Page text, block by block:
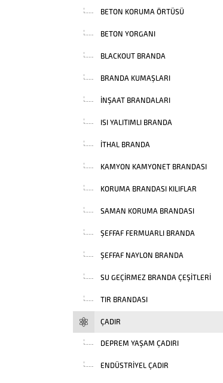
BETON KORUMA ÖRTÜSÜ
BETON YORGANI
BLACKOUT BRANDA
BRANDA KUMAŞLARI
INŞAAT BRANDALARI
ISI YALITIMLI BRANDA
İTHAL BRANDA
KAMYON KAMYONET BRANDASI
KORUMA BRANDASI KILIFLAR
SAMAN KORUMA BRANDASI
ŞEFFAF FERMUARLI BRANDA
ŞEFFAF NAYLON BRANDA
SU GEÇIRMEZ BRANDA ÇEŞITLERI
TIR BRANDASI
ÇADIR
DEPREM YAŞAM ÇADIRI
ENDÜSTRIYEL ÇADIR